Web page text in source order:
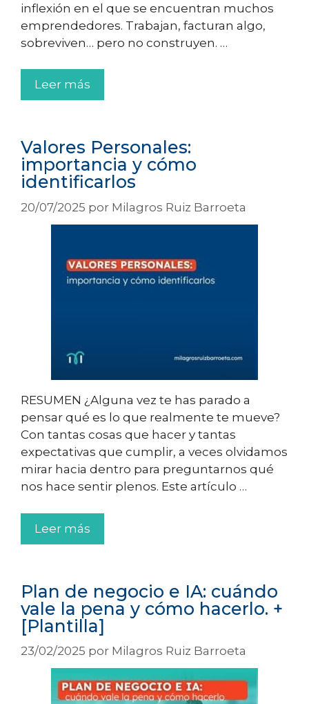
inflexión en el que se encuentran muchos
emprendedores. Trabajan, facturan algo,
sobreviven… pero no construyen. …
Leer más
Valores Personales:
importancia y cómo
identificarlos
20/07/2025 por Milagros Ruiz Barroeta
RESUMEN ¿Alguna vez te has parado a
pensar qué es lo que realmente te mueve?
Con tantas cosas que hacer y tantas
expectativas que cumplir, a veces olvidamos
mirar hacia dentro para preguntarnos qué
nos hace sentir plenos. Este artículo …
Leer más
Plan de negocio e IA: cuándo
vale la pena y cómo hacerlo. +
[Plantilla]
23/02/2025 por Milagros Ruiz Barroeta